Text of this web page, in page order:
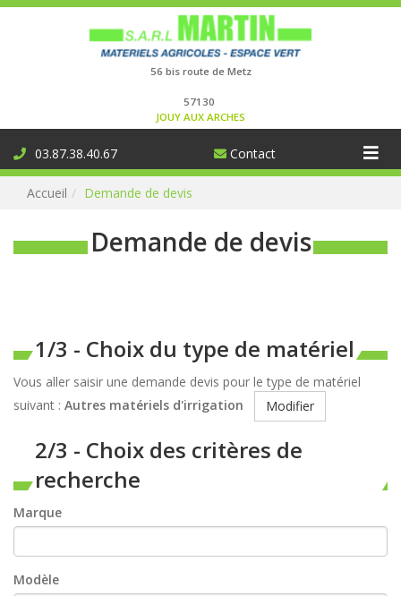
Connexion
56 bis route de Metz
57130
JOUY AUX ARCHES
03.87.38.40.67 Contact
la
Accueil Demande de devis
Demande de devis
1/3 - Choix du type de matériel
Vous aller saisir une demande devis pour le type de matériel
suivant : Autres matériels d'irrigation Modifier
2/3 - Choix des critères de
recherche
Marque
Modèle